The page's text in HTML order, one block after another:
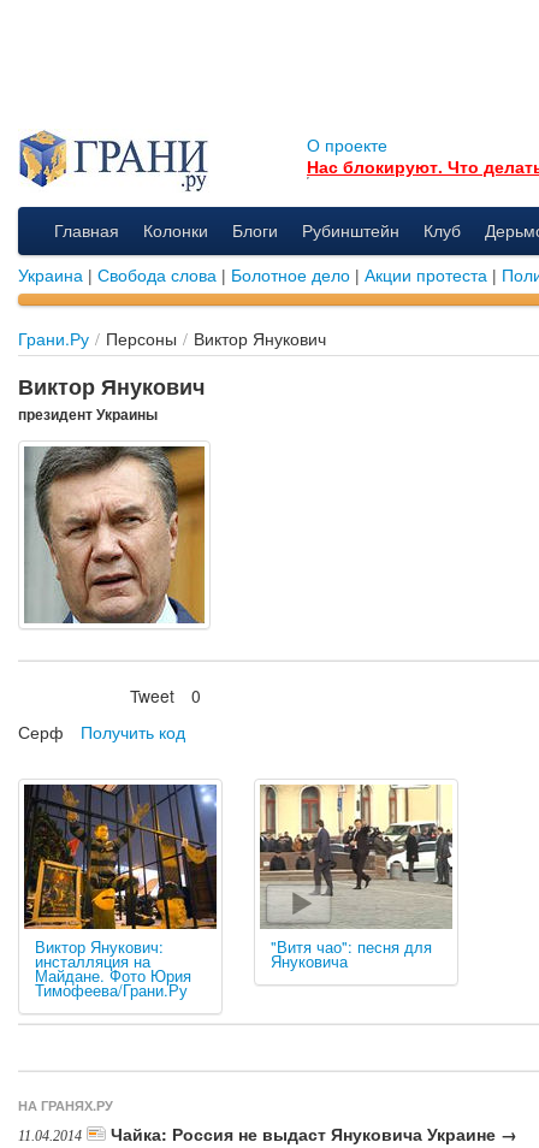
О проекте
Нас блокируют. Что
Главная Колонки Блоги Рубинштейн Клуб
Украина | Свобода слова | Болотное дело | Акции протеста |
Грани.Ру / Персоны / Виктор Янукович
Виктор Янукович
президент Украины
Tweet
0
Серф
Получить код
Виктор Янукович:
инсталляция на
Майдане. Фото Юрия
Тимофеева/Грани.Ру
"Витя чао": песня для
Януковича
НА ГРАНЯХ.РУ
11.04.2014 Чайка: Россия не выдаст Януковича Украине →